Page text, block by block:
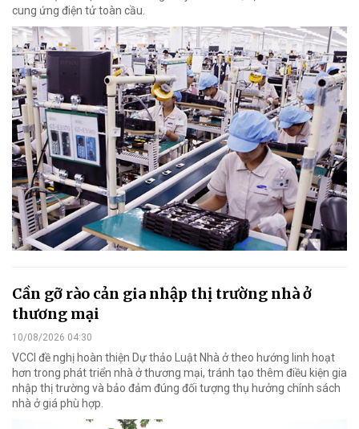
cung ứng điện tử toàn cầu.
Cần gỡ rào cản gia nhập thị trường nhà ở
thương mại
10/08/2026 04:30
VCCI đề nghị hoàn thiện Dự thảo Luật Nhà ở theo hướng linh hoạt
hơn trong phát triển nhà ở thương mại, tránh tạo thêm điều kiện gia
nhập thị trường và bảo đảm đúng đối tượng thụ hưởng chính sách
nhà ở giá phù hợp.